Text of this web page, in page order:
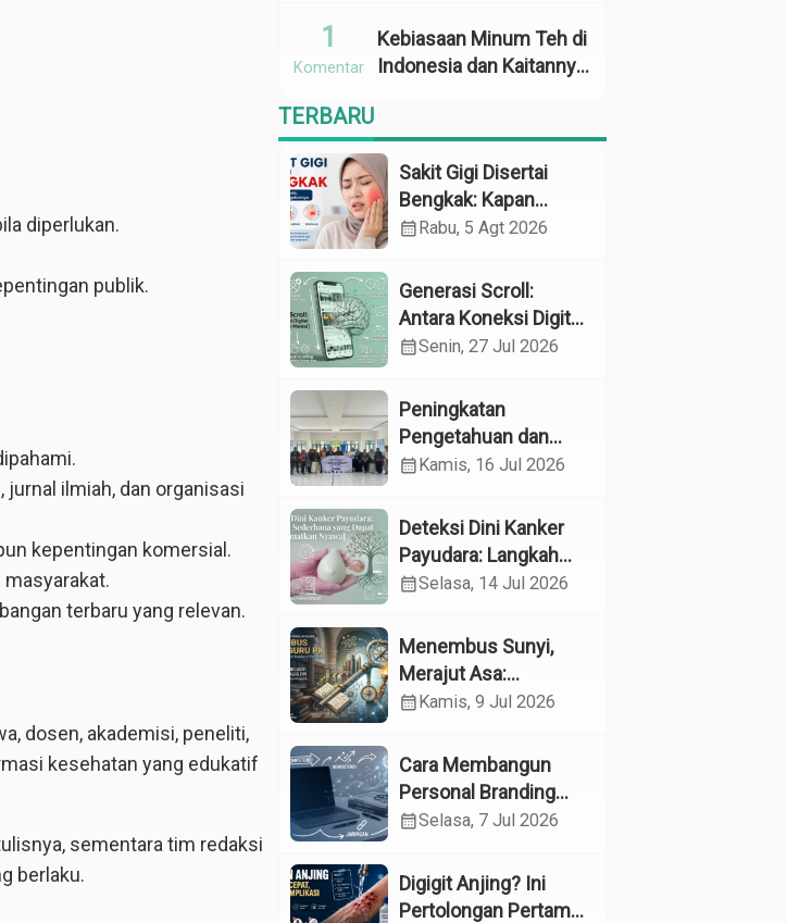
diperlukan.
publik.
ilmiah, dan organisasi
kepentingan komersial.
terbaru yang relevan.
dosen, akademisi, peneliti,
kesehatan yang edukatif
sementara tim redaksi
berlaku.
Kebiasaan Minum Teh di
Indonesia dan Kaitannya
Anemia
1
Komentar
TERBARU
Sakit Gigi Disertai
Bengkak: Kapan
Harus Khawatir dan
Dilakukan?
calendar_monthRabu, 5 Agt 2026
Generasi Scroll:
Antara Koneksi Digital
dan Kerapuhan
calendar_monthSenin, 27 Jul 2026
Peningkatan
Pengetahuan dan
Perilaku Pemeliharaan
Reproduksi pada
Lansia melalui
Edukasi dan
Konseling di UPTD
Lanjut Usia Binjai
calendar_monthKamis, 16 Jul 2026
Deteksi Dini Kanker
Payudara: Langkah
Sederhana yang
Nyawa
calendar_monthSelasa, 14 Jul 2026
Menembus Sunyi,
Merajut Asa:
Menyelami Jantung
Pendidikan Khusus
calendar_monthKamis, 9 Jul 2026
Cara Membangun
Personal Branding
sebagai Dokter di Era
calendar_monthSelasa, 7 Jul 2026
Digigit Anjing? Ini
Pertolongan Pertama